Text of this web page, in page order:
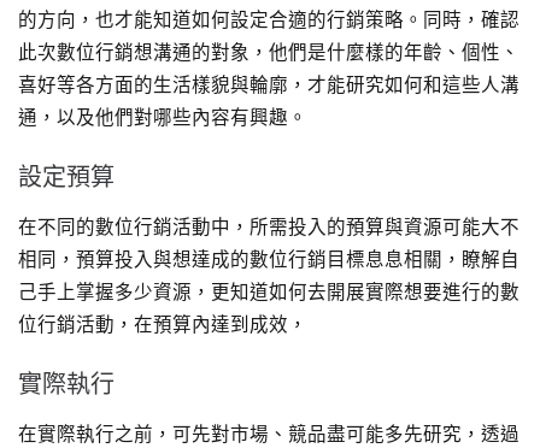
的方向，也才能知道如何設定合適的行銷策略。同時，確認
此次數位行銷想溝通的對象，他們是什麼樣的年齡、個性、
喜好等各方面的生活樣貌與輪廓，才能研究如何和這些人溝
通，以及他們對哪些內容有興趣。
設定預算
在不同的數位行銷活動中，所需投入的預算與資源可能大不
相同，預算投入與想達成的數位行銷目標息息相關，瞭解自
己手上掌握多少資源，更知道如何去開展實際想要進行的數
位行銷活動，在預算內達到成效，
實際執行
在實際執行之前，可先對市場、競品盡可能多先研究，透過